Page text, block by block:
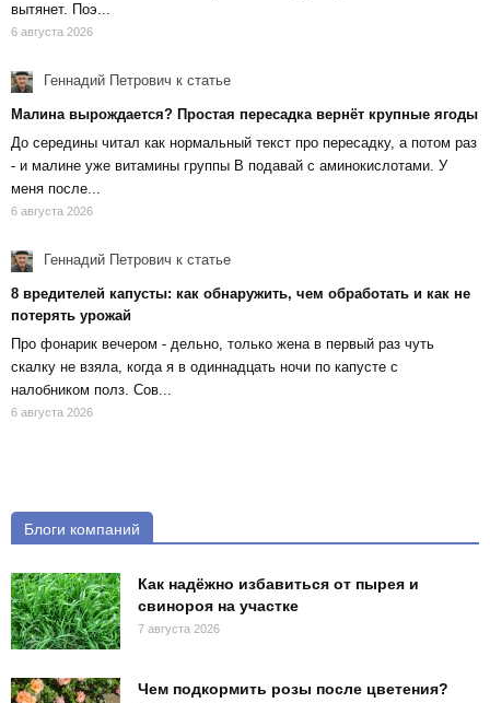
вытянет. Поэ...
6 августа 2026
Геннадий Петрович к статье
Малина вырождается? Простая пересадка вернёт крупные ягоды
До середины читал как нормальный текст про пересадку, а потом раз
- и малине уже витамины группы В подавай с аминокислотами. У
меня после...
6 августа 2026
Геннадий Петрович к статье
8 вредителей капусты: как обнаружить, чем обработать и как не
потерять урожай
Про фонарик вечером - дельно, только жена в первый раз чуть
скалку не взяла, когда я в одиннадцать ночи по капусте с
налобником полз. Сов...
6 августа 2026
Блоги компаний
Как надёжно избавиться от пырея и
свинороя на участке
7 августа 2026
Чем подкормить розы после цветения?